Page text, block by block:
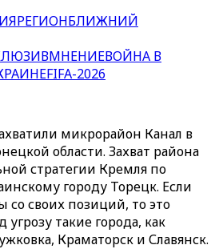
РЕГИОНБЛИЖНИЙ
МНЕНИЕВОЙНА В
FIFA-2026
микрорайон Канал в
области. Захват района
стратегии Кремля по
городу Торецк. Если
со своих позиций, то это
такие города, как
Краматорск и Славянск.